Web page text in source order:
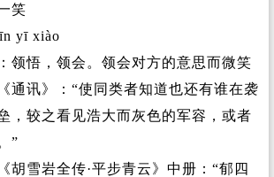
笑
yī xiào
领悟，领会。领会对方的意思而微笑
通讯》：“使同类者知道也还有谁在袭
，较之看见浩大而灰色的军容，或者
”
胡雪岩全传·平步青云》中册：“郁四